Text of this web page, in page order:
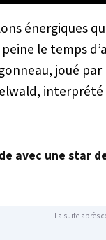
énergiques
le temps
joué
avec une star
La suite après